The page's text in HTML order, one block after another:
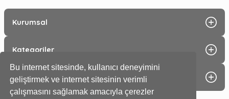
Bu internet sitesinde, kullanıcı deneyimini
geliştirmek ve internet sitesinin verimli
çalışmasını sağlamak amacıyla çerezler
Kurumsal
Kategoriler
Alışveriş